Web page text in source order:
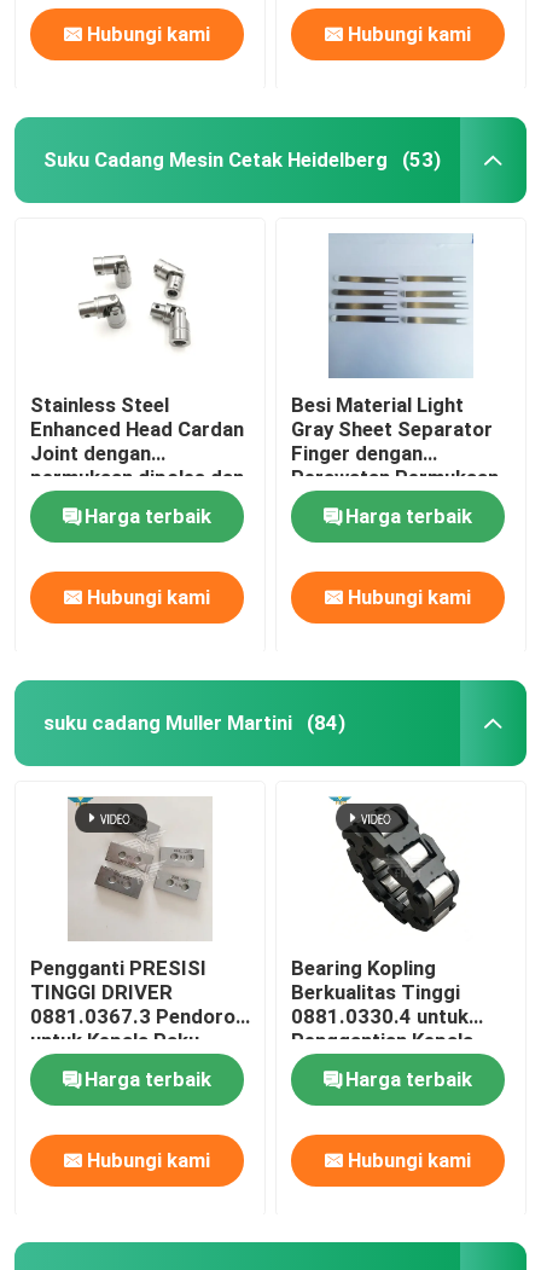
Hubungi kami Hubungi kami
Suku Cadang Mesin Cetak Heidelberg (53)
Stainless Steel
Enhanced Head Cardan
Joint dengan
permukaan dipoles dan
diameter lubang dalam
16mm untuk mesin
cetak SM102
Harga terbaik
Hubungi kami
Besi Material Light
Gray Sheet Separator
Finger dengan
Perawatan Permukaan
Polandia untuk
Heidelberg GTO52
Offset Printing
Machine
Harga terbaik
Hubungi kami
suku cadang Muller Martini (84)
Pengganti PRESISI
TINGGI DRIVER
0881.0367.3 Pendorong
untuk Kepala Paku
Muller Martini 75
Harga terbaik
Hubungi kami
Bearing Kopling
Berkualitas Tinggi
0881.0330.4 untuk
Penggantian Kepala
Jahit Muller Martini
Harga terbaik
Hubungi kami